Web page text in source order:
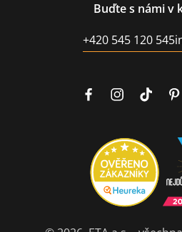
Buďte s námi v
+420 545 120 545